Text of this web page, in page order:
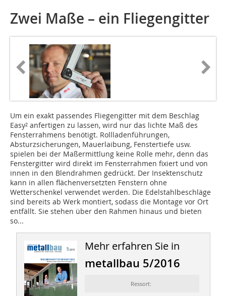
Zwei Maße – ein Fliegengitter
Um ein exakt passendes Fliegengitter mit dem Beschlag
Easy² anfertigen zu lassen, wird nur das lichte Maß des
Fensterrahmens benötigt. Rollladenführungen,
Absturzsicherungen, Mauerlaibung, Fenstertiefe usw.
spielen bei der Maßermittlung keine Rolle mehr, denn das
Fenstergitter wird direkt im Fensterrahmen fixiert und von
innen in den Blendrahmen gedrückt. Der Insektenschutz
kann in allen flächenversetzten Fenstern ohne
Wetterschenkel verwendet werden. Die Edelstahlbeschläge
sind bereits ab Werk montiert, sodass die Montage vor Ort
entfällt. Sie stehen über den Rahmen hinaus und bieten
so...
Mehr erfahren Sie in
metallbau 5/2016
Ressort: